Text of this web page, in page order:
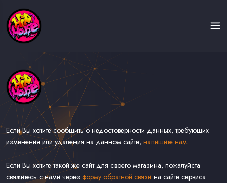
Если Вы хотите сообщить о недостоверности данных, требующих
изменения или удаления на данном сайте, напишите нам.
Если Вы хотите такой же сайт для своего магазина, пожалуйста
свяжитесь с нами через форму обратной связи на сайте сервиса